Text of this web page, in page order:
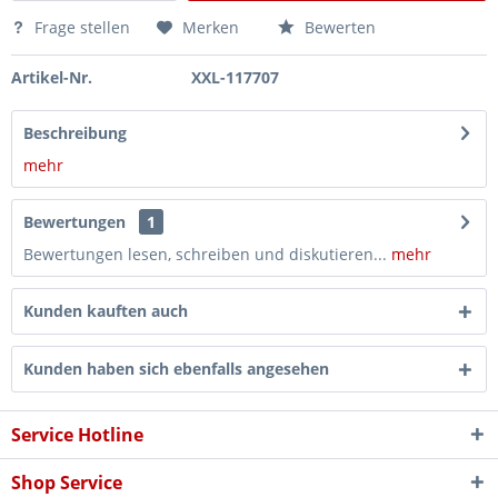
Frage stellen Merken Bewerten
Artikel-Nr. XXL-117707
Beschreibung
mehr
Bewertungen
1
Bewertungen lesen, schreiben und diskutieren... mehr
Kunden kauften auch
Kunden haben sich ebenfalls angesehen
Service Hotline
Shop Service